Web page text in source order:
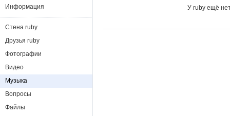
У ruby ещё
Информация
Стена ruby
Друзья ruby
Фотографии
Видео
Музыка
Вопросы
Файлы